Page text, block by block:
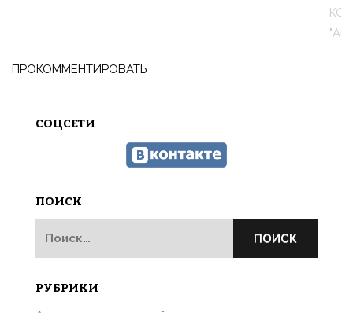
Чемпионате
ПРОКОММЕНТИРОВАТЬ
СОЦСЕТИ
ПОИСК
РУБРИКИ